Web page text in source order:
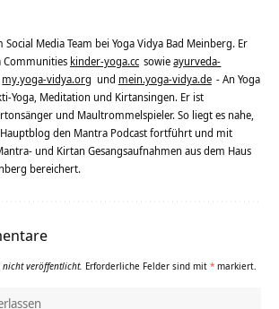
Media Team bei Yoga Vidya Bad Meinberg. Er
Communities kinder-yoga.cc sowieayurveda-
my.yoga-vidya.org und mein.yoga-vidya.de - An Yoga
Yoga, Meditation und Kirtansingen. Er ist
und Maultrommelspieler. So liegt es nahe,
Hauptblog den Mantra Podcast fortführt und mit
und Kirtan Gesangsaufnahmen aus dem Haus
bereichert.
nicht veröffentlicht. Erforderliche Felder sind mit * markiert.